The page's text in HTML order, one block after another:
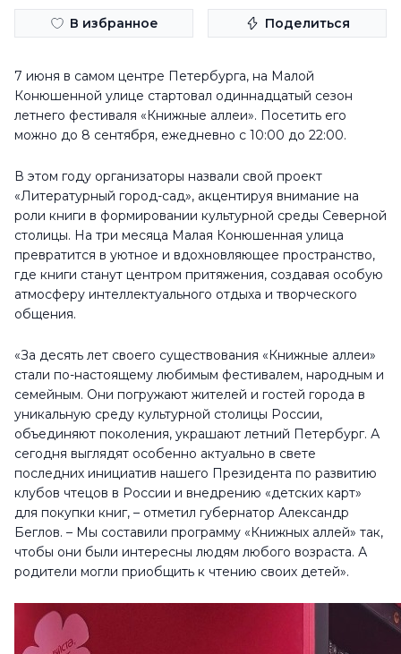
В избранное Поделиться
7 июня в самом центре Петербурга, на Малой
Конюшенной улице стартовал одиннадцатый сезон
летнего фестиваля «Книжные аллеи». Посетить его
можно до 8 сентября, ежедневно с 10:00 до 22:00.
В этом году организаторы назвали свой проект
«Литературный город-сад», акцентируя внимание на
роли книги в формировании культурной среды Северной
столицы. На три месяца Малая Конюшенная улица
превратится в уютное и вдохновляющее пространство,
где книги станут центром притяжения, создавая особую
атмосферу интеллектуального отдыха и творческого
общения.
«За десять лет своего существования «Книжные аллеи»
стали по-настоящему любимым фестивалем, народным и
семейным. Они погружают жителей и гостей города в
уникальную среду культурной столицы России,
объединяют поколения, украшают летний Петербург. А
сегодня выглядят особенно актуально в свете
последних инициатив нашего Президента по развитию
клубов чтецов в России и внедрению «детских карт»
для покупки книг, – отметил губернатор Александр
Беглов. – Мы составили программу «Книжных аллей» так,
чтобы они были интересны людям любого возраста. А
родители могли приобщить к чтению своих детей».